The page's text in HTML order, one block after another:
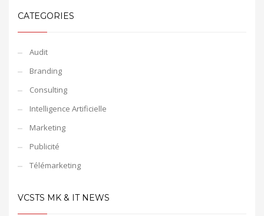
CATEGORIES
Audit
Branding
Consulting
Intelligence Artificielle
Marketing
Publicité
Télémarketing
VCSTS MK & IT NEWS